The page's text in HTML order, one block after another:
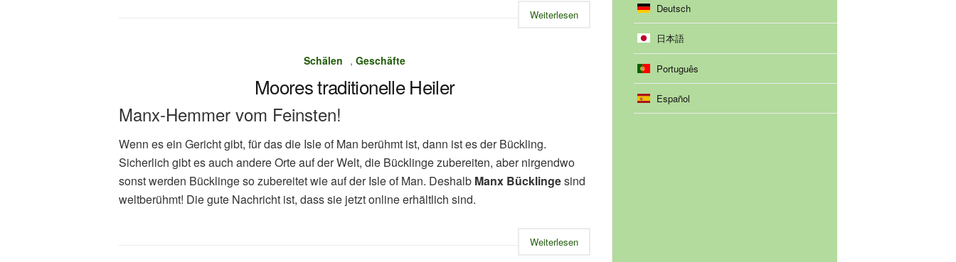
Weiterlesen
Schälen ,Geschäfte
Moores traditionelle Heiler
Manx-Hemmer vom Feinsten!
Wenn es ein Gericht gibt, für das die Isle of Man berühmt ist, dann ist es der Bückling.
Sicherlich gibt es auch andere Orte auf der Welt, die Bücklinge zubereiten, aber nirgendwo
sonst werden Bücklinge so zubereitet wie auf der Isle of Man. Deshalb Manx Bücklingesind
weltberühmt! Die gute Nachricht ist, dass sie jetzt online erhältlich sind.
Weiterlesen
Deutsch
日本語
Português
Español